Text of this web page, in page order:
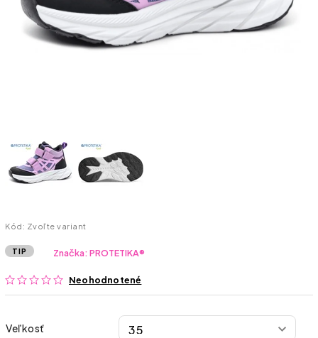
Kód: Zvoľte variant
TIP
Neohodnotené
Značka:PROTETIKA®
Veľkosť